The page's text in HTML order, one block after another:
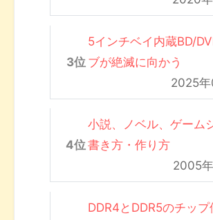
5インチベイ内蔵BD/
ブが絶滅に向かう
2025
小説、ノベル、ゲーム
書き方・作り方
2005
DDR4とDDR5のチップ